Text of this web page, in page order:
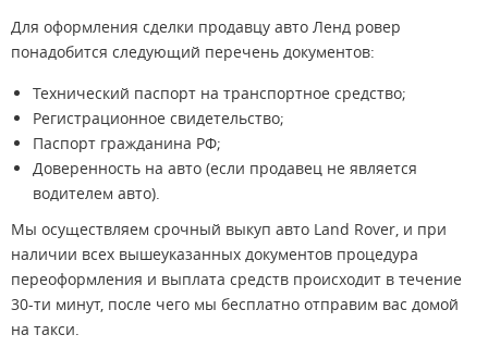
Для оформления сделки продавцу авто Ленд ровер
понадобится следующий перечень документов:
Технический паспорт на транспортное средство;
Регистрационное свидетельство;
Паспорт гражданина РФ;
Доверенность на авто (если продавец не является
водителем авто).
Мы осуществляем срочный выкуп авто Land Rover, и при
наличии всех вышеуказанных документов процедура
переоформления и выплата средств происходит в течение
30-ти минут, после чего мы бесплатно отправим вас домой
на такси.